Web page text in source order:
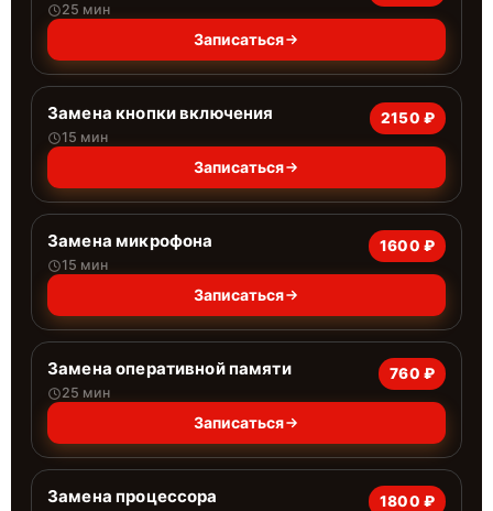
25 мин
Записаться
Замена кнопки включения
15 мин
2150 ₽
Записаться
Замена микрофона
15 мин
1600 ₽
Записаться
Замена оперативной памяти
25 мин
760 ₽
Записаться
Замена процессора 1800 ₽